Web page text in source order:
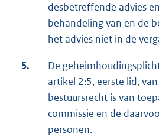
desbetreffende advies
behandeling van en de
het advies niet in de
5.
De
artikel 2:5, eerste lid,
bestuursrecht is van
commissie en de
personen.